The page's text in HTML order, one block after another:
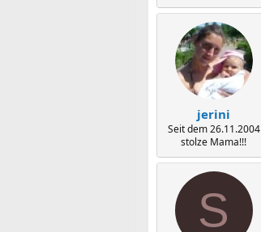
jerini
Seit dem 26.11.2004
stolze Mama!!!
S